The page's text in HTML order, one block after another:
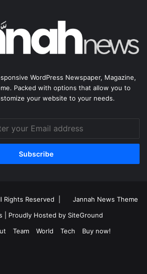
WordPress Newspaper, Magazine,
Packed with options that allow you to
your website to your needs.
Rights Reserved |
Jannah News Theme
| Proudly Hosted by SiteGround
Team World Tech Buy now!